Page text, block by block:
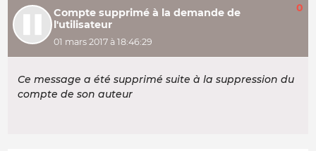
Compte supprimé à la demande de
l'utilisateur
01 mars 2017 à 18:46:29
0
Ce message a été supprimé suite à la suppression du
compte de son auteur